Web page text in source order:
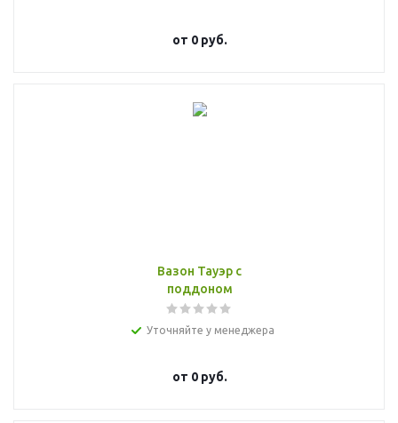
от 0 руб.
Вазон Тауэр с
поддоном
Уточняйте у менеджера
от 0 руб.